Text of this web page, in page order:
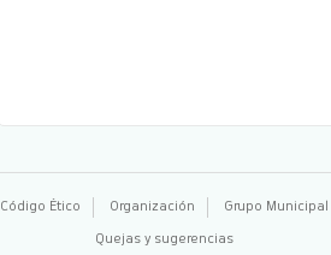
Código Ético Organización Grupo Municipal
Quejas y sugerencias